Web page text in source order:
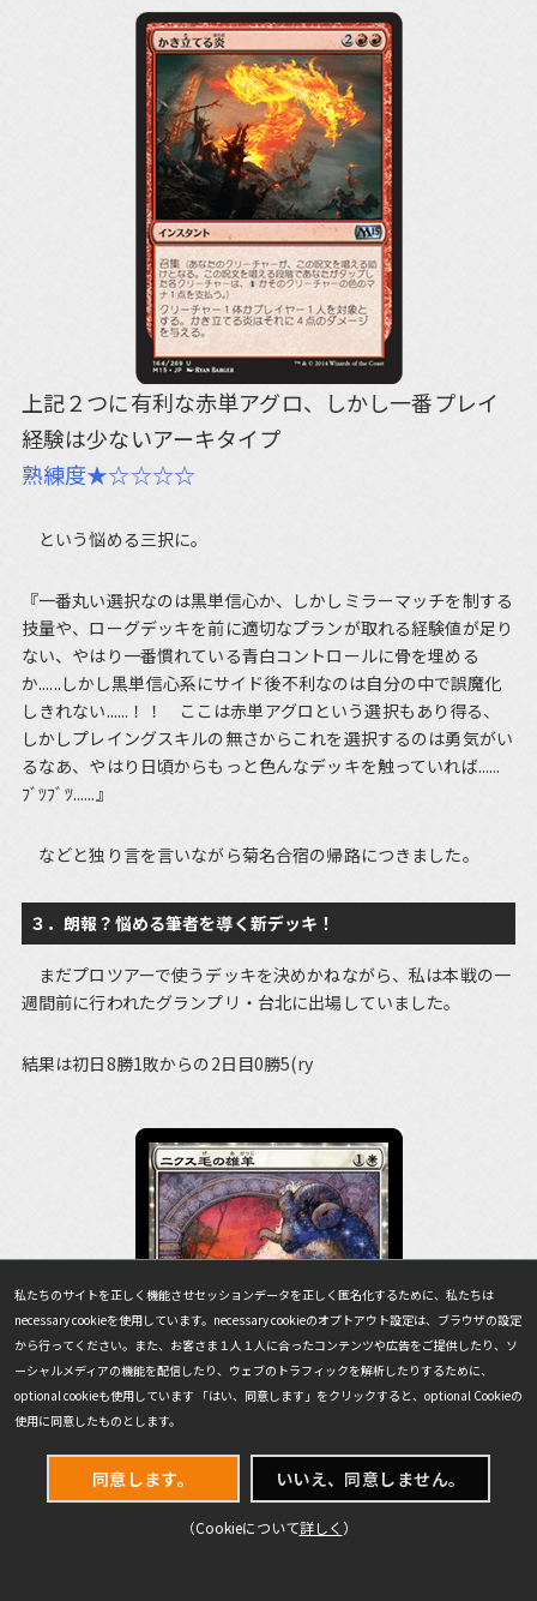
上記２つに有利な赤単アグロ、しかし一番プレイ
経験は少ないアーキタイプ
熟練度★☆☆☆☆
という悩める三択に。
『一番丸い選択なのは黒単信心か、しかしミラーマッチを制する
技量や、ローグデッキを前に適切なプランが取れる経験値が足り
ない、やはり一番慣れている青白コントロールに骨を埋める
か......しかし黒単信心系にサイド後不利なのは自分の中で誤魔化
しきれない......！！ ここは赤単アグロという選択もあり得る、
しかしプレイングスキルの無さからこれを選択するのは勇気がい
るなあ、やはり日頃からもっと色んなデッキを触っていれば......
ﾌﾞﾂﾌﾞﾂ......』
などと独り言を言いながら菊名合宿の帰路につきました。
３．朗報？悩める筆者を導く新デッキ！
まだプロツアーで使うデッキを決めかねながら、私は本戦の一
週間前に行われたグランプリ・台北に出場していました。
結果は初日8勝1敗からの2日目0勝5(ry
この話はこれ以上やめておきましょう、私はプロツアープレイ
私たちのサイトを正しく機能させセッションデータを正しく匿名化するために、私たちは
necessary cookieを使用しています。necessary cookieのオプトアウト設定は、ブラウザの設定
から行ってください。また、お客さま１人１人に合ったコンテンツや広告をご提供したり、ソ
ーシャルメディアの機能を配信したり、ウェブのトラフィックを解析したりするために、
optional cookieも使用しています 「はい、同意します」をクリックすると、optional Cookieの
使用に同意したものとします。
同意します。 いいえ、同意しません。
（Cookieについて詳しく ）